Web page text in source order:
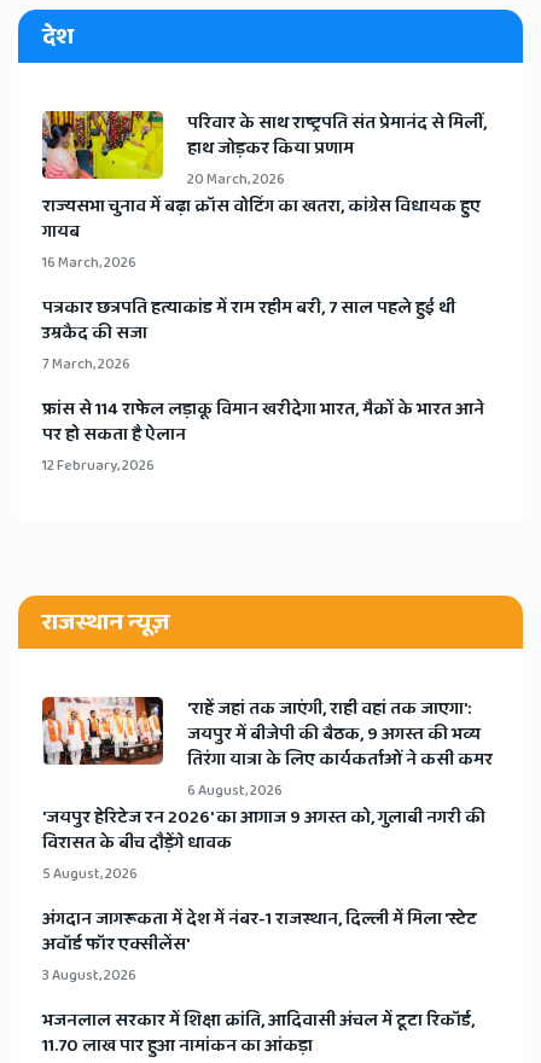
देश
​परिवार के साथ राष्ट्रपति संत प्रेमानंद से मिलीं,
हाथ जोड़कर किया प्रणाम
20 March, 2026
​राज्यसभा चुनाव में बढ़ा क्रॉस वोटिंग का खतरा, कांग्रेस विधायक हुए
गायब
16 March, 2026
​पत्रकार छत्रपति हत्याकांड में राम रहीम बरी, 7 साल पहले हुई थी
उम्रकैद की सजा
7 March, 2026
​फ्रांस से 114 राफेल लड़ाकू विमान खरीदेगा भारत, मैक्रों के भारत आने
पर हो सकता है ऐलान
12 February, 2026
राजस्थान न्यूज़
'राहें जहां तक जाएंगी, राही वहां तक जाएगा':
जयपुर में बीजेपी की बैठक, 9 अगस्त की भव्य
तिरंगा यात्रा के लिए कार्यकर्ताओं ने कसी कमर
6 August, 2026
​'जयपुर हेरिटेज रन 2026' का आगाज 9 अगस्त को, गुलाबी नगरी की
विरासत के बीच दौड़ेंगे धावक
5 August, 2026
अंगदान जागरूकता में देश में नंबर-1 राजस्थान, दिल्ली में मिला 'स्टेट
अवॉर्ड फॉर एक्सीलेंस'
3 August, 2026
भजनलाल सरकार में शिक्षा क्रांति, आदिवासी अंचल में टूटा रिकॉर्ड,
11.70 लाख पार हुआ नामांकन का आंकड़ा